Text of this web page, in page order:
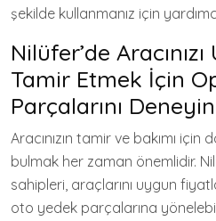
şekilde kullanmanız için
Nilüfer’de
Tamir Etmek İçin
Parçalarını Deneyin
Aracınızın tamir ve bakımı
bulmak her zaman önemlidir.
sahipleri, araçlarını uygun
oto yedek parçalarına